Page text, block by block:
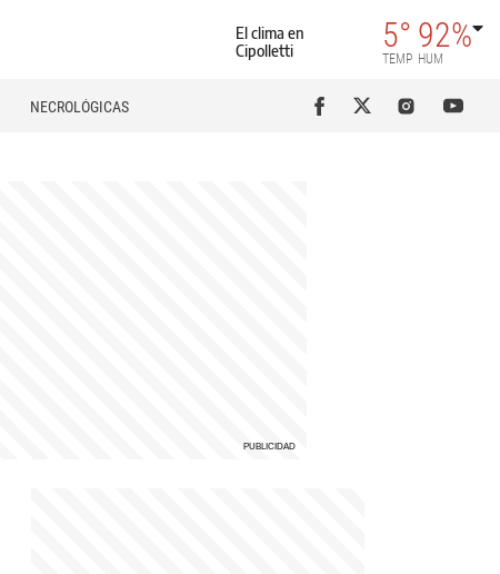
El clima en
Cipolletti
5°
TEMP
92%
HUM
NECROLÓGICAS